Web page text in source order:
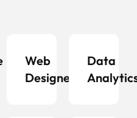
Web
Designer
Data